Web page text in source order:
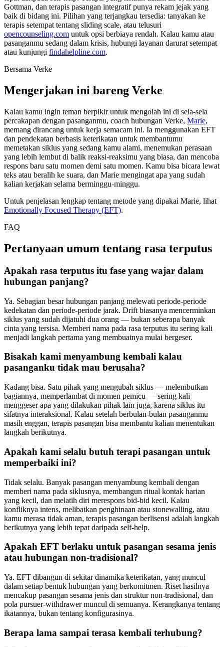
Gottman, dan terapis pasangan integratif punya rekam jejak yang
baik di bidang ini. Pilihan yang terjangkau tersedia: tanyakan ke
terapis setempat tentang sliding scale, atau telusuri
opencounseling.com untuk opsi berbiaya rendah. Kalau kamu atau
pasanganmu sedang dalam krisis, hubungi layanan darurat setempat
atau kunjungi findahelpline.com.
Bersama Verke
Mengerjakan ini bareng Verke
Kalau kamu ingin teman berpikir untuk mengolah ini di sela-sela
percakapan dengan pasanganmu, coach hubungan Verke, Marie,
memang dirancang untuk kerja semacam ini. Ia menggunakan EFT
dan pendekatan berbasis keterikatan untuk membantumu
memetakan siklus yang sedang kamu alami, menemukan perasaan
yang lebih lembut di balik reaksi-reaksimu yang biasa, dan mencoba
respons baru satu momen demi satu momen. Kamu bisa bicara lewat
teks atau beralih ke suara, dan Marie mengingat apa yang sudah
kalian kerjakan selama berminggu-minggu.
Untuk penjelasan lengkap tentang metode yang dipakai Marie, lihat
Emotionally Focused Therapy (EFT).
FAQ
Pertanyaan umum tentang rasa terputus
Apakah rasa terputus itu fase yang wajar dalam
hubungan panjang?
Ya. Sebagian besar hubungan panjang melewati periode-periode
kedekatan dan periode-periode jarak. Drift biasanya mencerminkan
siklus yang sudah dijatuhi dua orang — bukan seberapa banyak
cinta yang tersisa. Memberi nama pada rasa terputus itu sering kali
menjadi langkah pertama yang membuatnya mulai bergeser.
Bisakah kami menyambung kembali kalau
pasanganku tidak mau berusaha?
Kadang bisa. Satu pihak yang mengubah siklus — melembutkan
bagiannya, memperlambat di momen pemicu — sering kali
menggeser apa yang dilakukan pihak lain juga, karena siklus itu
sifatnya interaksional. Kalau setelah berbulan-bulan pasanganmu
masih enggan, terapis pasangan bisa membantu kalian menentukan
langkah berikutnya.
Apakah kami selalu butuh terapi pasangan untuk
memperbaiki ini?
Tidak selalu. Banyak pasangan menyambung kembali dengan
memberi nama pada siklusnya, membangun ritual kontak harian
yang kecil, dan melatih diri merespons bid-bid kecil. Kalau
konfliknya intens, melibatkan penghinaan atau stonewalling, atau
kamu merasa tidak aman, terapis pasangan berlisensi adalah langkah
berikutnya yang lebih tepat daripada self-help.
Apakah EFT berlaku untuk pasangan sesama jenis
atau hubungan non-tradisional?
Ya. EFT dibangun di sekitar dinamika keterikatan, yang muncul
dalam setiap bentuk hubungan yang berkomitmen. Riset hasilnya
mencakup pasangan sesama jenis dan struktur non-tradisional, dan
pola pursuer-withdrawer muncul di semuanya. Kerangkanya tentang
ikatannya, bukan tentang konfigurasinya.
Berapa lama sampai terasa kembali terhubung?